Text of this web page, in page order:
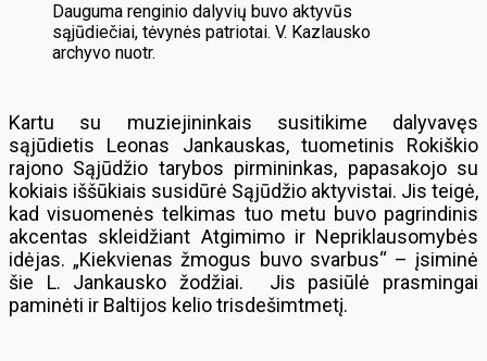
Dauguma renginio dalyvių buvo aktyvūs
sąjūdiečiai, tėvynės patriotai. V. Kazlausko
archyvo nuotr.
Kartu su muziejininkais susitikime dalyvavęs
sąjūdietis Leonas Jankauskas, tuometinis Rokiškio
rajono Sąjūdžio tarybos pirmininkas, papasakojo su
kokiais iššūkiais susidūrė Sąjūdžio aktyvistai. Jis teigė,
kad visuomenės telkimas tuo metu buvo pagrindinis
akcentas skleidžiant Atgimimo ir Nepriklausomybės
idėjas. „Kiekvienas žmogus buvo svarbus“ – įsiminė
šie L. Jankausko žodžiai. Jis pasiūlė prasmingai
paminėti ir Baltijos kelio trisdešimtmetį.